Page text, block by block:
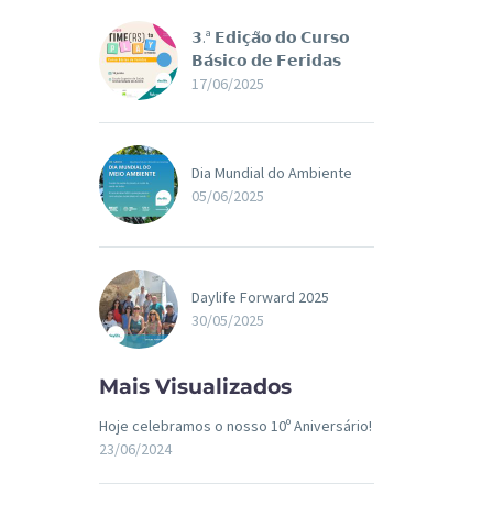
𝟯.ª 𝗘𝗱𝗶𝗰̧𝗮̃𝗼 𝗱𝗼 𝗖𝘂𝗿𝘀𝗼
𝗕𝗮́𝘀𝗶𝗰𝗼 𝗱𝗲 𝗙𝗲𝗿𝗶𝗱𝗮𝘀
17/06/2025
Dia Mundial do Ambiente
05/06/2025
Daylife Forward 2025
30/05/2025
Mais Visualizados
Hoje celebramos o nosso 10º Aniversário!
23/06/2024